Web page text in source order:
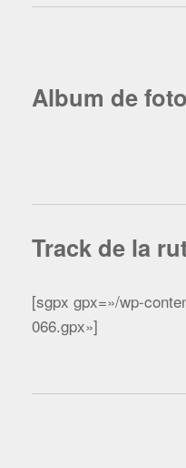
Album de
Track de la
[sgpx gpx=»/wp-
066.gpx»]